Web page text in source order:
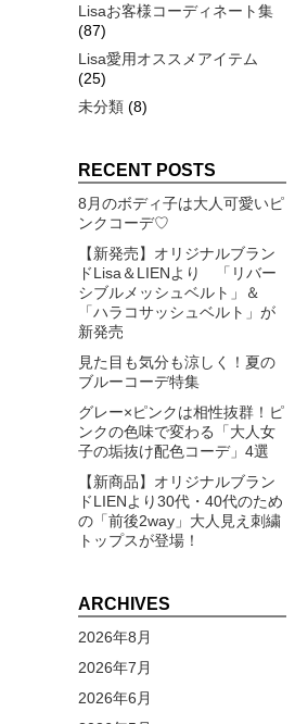
Lisaお客様コーディネート集
(87)
Lisa愛用オススメアイテム
(25)
未分類 (8)
RECENT POSTS
8月のボディ子は大人可愛いピ
ンクコーデ♡
【新発売】オリジナルブラン
ドLisa＆LIENより 「リバー
シブルメッシュベルト」＆
「ハラコサッシュベルト」が
新発売
見た目も気分も涼しく！夏の
ブルーコーデ特集
グレー×ピンクは相性抜群！ピ
ンクの色味で変わる「大人女
子の垢抜け配色コーデ」4選
【新商品】オリジナルブラン
ドLIENより30代・40代のため
の「前後2way」大人見え刺繍
トップスが登場！
ARCHIVES
2026年8月
2026年7月
2026年6月